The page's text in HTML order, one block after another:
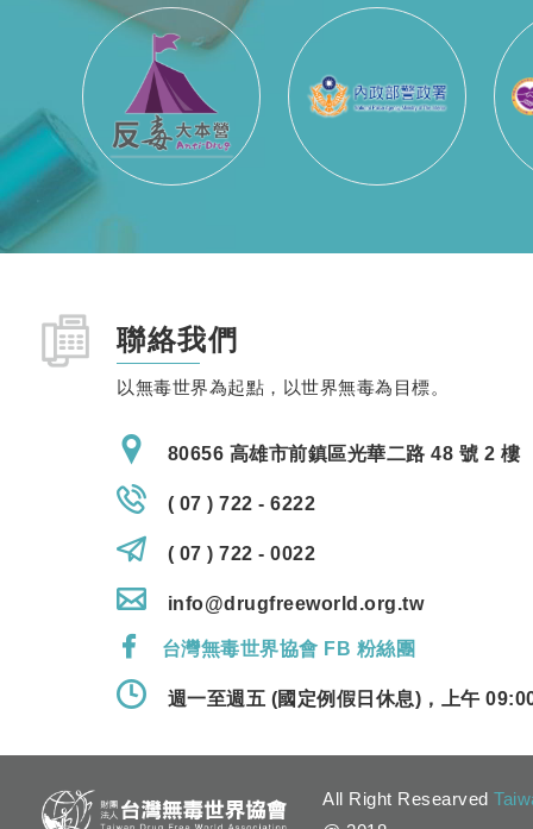
聯絡我們
以無毒世界為起點，以世界無毒為目標。
80656 高雄市前鎮區光華二路 48 號 2 樓
( 07 ) 722 - 6222
( 07 ) 722 - 0022
info@drugfreeworld.org.tw
台灣無毒世界協會 FB 粉絲團
週一至週五 (國定例假日休息)，上午
All Right Researved